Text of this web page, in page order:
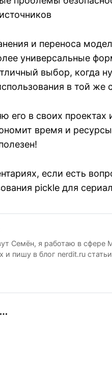
и переноса
универсальные
выбор, когда
в той же
его в своих
время и
если есть
pickle для
Семён, я работаю в сфере
и пишу в блог nerdit.ru
данных.